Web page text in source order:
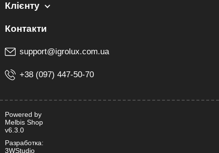
Клієнту
support@igrolux.com.ua
+38 (097) 447-50-70
Powered by
Melbis Shop
v6.3.0